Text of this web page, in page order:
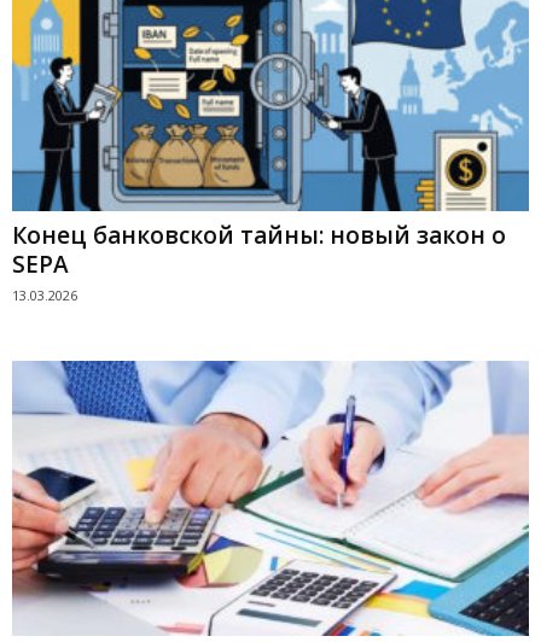
Конец банковской тайны: новый закон о
SEPA
13.03.2026